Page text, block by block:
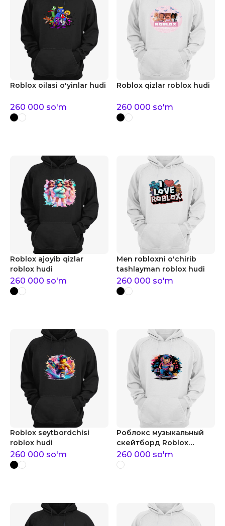
Roblox oilasi o'yinlar hudi
260 000 so'm
Roblox qizlar roblox hudi
260 000 so'm
Roblox ajoyib qizlar
roblox hudi
260 000 so'm
Men robloxni o'chirib
tashlayman roblox hudi
260 000 so'm
Roblox seytbordchisi
roblox hudi
260 000 so'm
Роблокс музыкальный
скейтборд Roblox
musiqiy skeytbord roblox
hudi
260 000 so'm